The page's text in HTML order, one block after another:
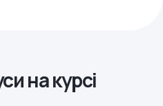
на курсі